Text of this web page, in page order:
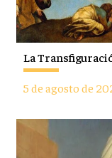
La
5 de agosto de